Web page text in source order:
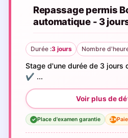
Repassage permis
automatique - 3
Durée :3 jours Nombre
Stage d'une durée de 3 jours
✔️ ...
✓ Place d'examen garantie 3×